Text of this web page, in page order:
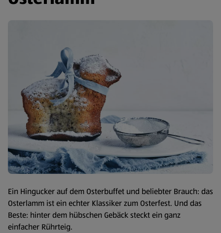
Ein Hingucker auf dem Osterbuffet und beliebter Brauch: das
Osterlamm ist ein echter Klassiker zum Osterfest. Und das
Beste: hinter dem hübschen Gebäck steckt ein ganz
einfacher Rührteig.